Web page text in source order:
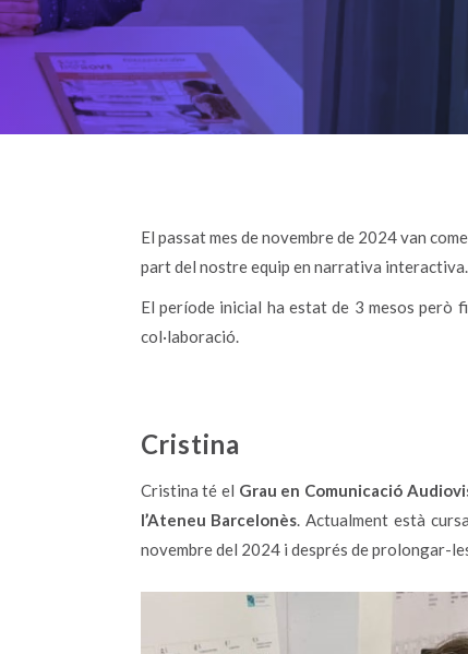
El passat mes de novembre de 2024 van
part del nostre equip en narrativa interactiva.
El període inicial ha estat de 3 mesos però
col·laboració.
Cristina
Cristina té el Grau en Comunicació
l’Ateneu Barcelonès. Actualment està
novembre del 2024 i després de prolongar-